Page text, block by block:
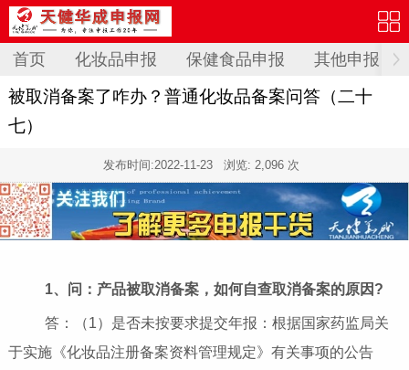
首页 化妆品申报 保健食品申报 其他申报
被取消备案了咋办？普通化妆品备案问答（二十
七）
发布时间:2022-11-23 浏览: 2,096 次
1、 问： 产品被取消备案，如何自查取消备案的原因 ?
答：（1）是否未按要求提交年报：根据国家药监局关
于实施《化妆品注册备案资料管理规定》有关事项的公告